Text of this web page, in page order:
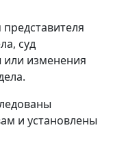
суд
или изменения
и установлены